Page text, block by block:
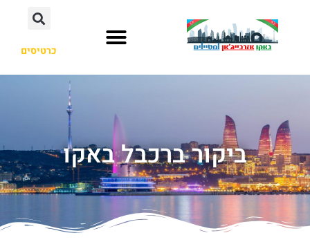
כרטיסים
ביקור ברכבל באקו